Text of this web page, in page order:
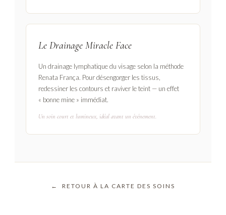
Le Drainage Miracle Face
Un drainage lymphatique du visage selon la méthode
Renata França. Pour désengorger les tissus,
redessiner les contours et raviver le teint — un effet
« bonne mine » immédiat.
Un soin court et lumineux, idéal avant un événement.
← RETOUR À LA CARTE DES SOINS